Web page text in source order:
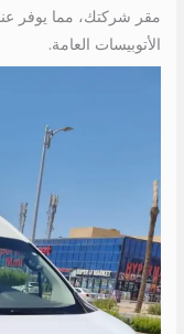
مقر شركتك، مما يوفر
الأتوبيسات العامة.